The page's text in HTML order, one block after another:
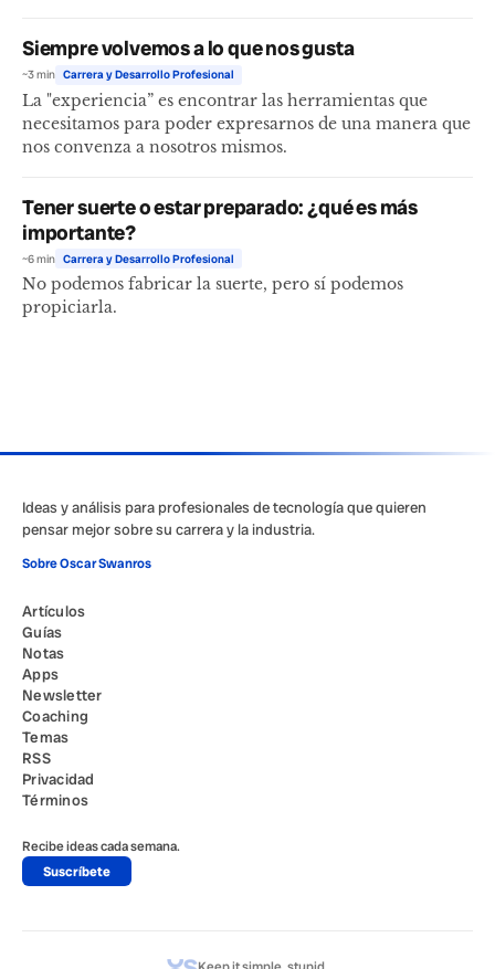
Siempre volvemos a lo que nos gusta
~3 min Carrera y Desarrollo Profesional
La "experiencia” es encontrar las herramientas que
necesitamos para poder expresarnos de una manera que
nos convenza a nosotros mismos.
Tener suerte o estar preparado: ¿qué es más
importante?
~6 min Carrera y Desarrollo Profesional
No podemos fabricar la suerte, pero sí podemos
propiciarla.
Ideas y análisis para profesionales de tecnología que quieren
pensar mejor sobre su carrera y la industria.
Sobre Oscar Swanros
Artículos
Guías
Notas
Apps
Newsletter
Coaching
Temas
RSS
Privacidad
Términos
Recibe ideas cada semana.
Suscríbete